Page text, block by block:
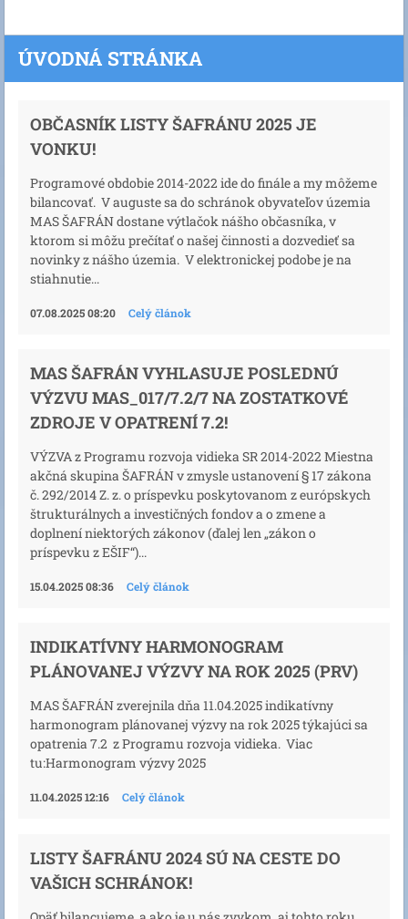
ÚVODNÁ STRÁNKA
OBČASNÍK LISTY ŠAFRÁNU 2025 JE
VONKU!
Programové obdobie 2014-2022 ide do finále a my môžeme
bilancovať. V auguste sa do schránok obyvateľov územia
MAS ŠAFRÁN dostane výtlačok nášho občasníka, v
ktorom si môžu prečítať o našej činnosti a dozvedieť sa
novinky z nášho územia. V elektronickej podobe je na
stiahnutie...
07.08.2025 08:20 Celý článok
MAS ŠAFRÁN VYHLASUJE POSLEDNÚ
VÝZVU MAS_017/7.2/7 NA ZOSTATKOVÉ
ZDROJE V OPATRENÍ 7.2!
VÝZVA z Programu rozvoja vidieka SR 2014-2022 Miestna
akčná skupina ŠAFRÁN v zmysle ustanovení § 17 zákona
č. 292/2014 Z. z. o príspevku poskytovanom z európskych
štrukturálnych a investičných fondov a o zmene a
doplnení niektorých zákonov (ďalej len „zákon o
príspevku z EŠIF“)...
15.04.2025 08:36 Celý článok
INDIKATÍVNY HARMONOGRAM
PLÁNOVANEJ VÝZVY NA ROK 2025 (PRV)
MAS ŠAFRÁN zverejnila dňa 11.04.2025 indikatívny
harmonogram plánovanej výzvy na rok 2025 týkajúci sa
opatrenia 7.2 z Programu rozvoja vidieka. Viac
tu:Harmonogram výzvy 2025
11.04.2025 12:16 Celý článok
LISTY ŠAFRÁNU 2024 SÚ NA CESTE DO
VAŠICH SCHRÁNOK!